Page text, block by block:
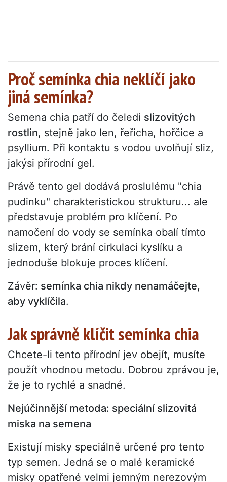
Proč semínka chia neklíčí jako
jiná semínka?
Semena chia patří do čeledi slizovitých
rostlin, stejně jako len, řeřicha, hořčice a
psyllium. Při kontaktu s vodou uvolňují sliz,
jakýsi přírodní gel.
Právě tento gel dodává proslulému "chia
pudinku" charakteristickou strukturu... ale
představuje problém pro klíčení. Po
namočení do vody se semínka obalí tímto
slizem, který brání cirkulaci kyslíku a
jednoduše blokuje proces klíčení.
Závěr: semínka chia nikdy nenamáčejte,
aby vyklíčila.
Jak správně klíčit semínka chia
Chcete-li tento přírodní jev obejít, musíte
použít vhodnou metodu. Dobrou zprávou je,
že je to rychlé a snadné.
Nejúčinnější metoda: speciální slizovitá
miska na semena
Existují misky speciálně určené pro tento
typ semen. Jedná se o malé keramické
misky opatřené velmi jemným nerezovým